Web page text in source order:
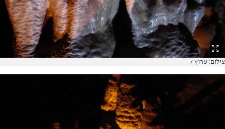
צילום: ערוץ 7